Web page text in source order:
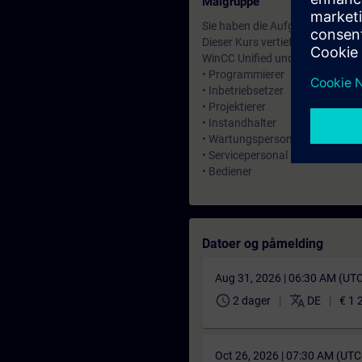
Sie haben die Aufgabe HMI-
Dieser Kurs vertieft das im
WinCC Unified und WinCC
• Programmierer
• Inbetriebsetzer
• Projektierer
• Instandhalter
• Wartungspersonal
• Servicepersonal
• Bediener
Datoer og påmelding
Aug 31, 2026 | 06:30 AM
schedule 2 dager translate DE € 1
Oct 26, 2026 | 07:30 AM